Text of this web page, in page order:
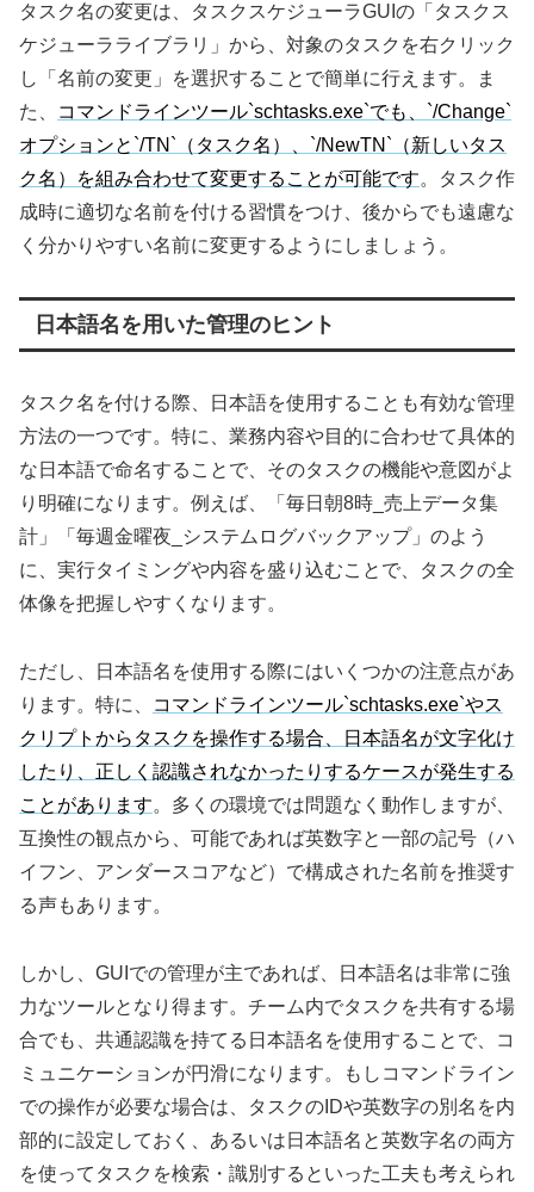
タスク名の変更は、タスクスケジューラGUIの「タスクス
ケジューラライブラリ」から、対象のタスクを右クリック
し「名前の変更」を選択することで簡単に行えます。ま
た、
コマンドラインツール`schtasks.exe`でも、`/Change`
オプションと`/TN`（タスク名）、`/NewTN`（新しいタス
ク名）を組み合わせて変更することが可能です。タスク作
成時に適切な名前を付ける習慣をつけ、後からでも遠慮な
く分かりやすい名前に変更するようにしましょう。
日本語名を用いた管理のヒント
タスク名を付ける際、日本語を使用することも有効な管理
方法の一つです。特に、業務内容や目的に合わせて具体的
な日本語で命名することで、そのタスクの機能や意図がよ
り明確になります。例えば、「毎日朝8時_売上データ集
計」「毎週金曜夜_システムログバックアップ」のよう
に、実行タイミングや内容を盛り込むことで、タスクの全
体像を把握しやすくなります。
ただし、日本語名を使用する際にはいくつかの注意点があ
ります。特に、
コマンドラインツール`schtasks.exe`やス
クリプトからタスクを操作する場合、日本語名が文字化け
したり、正しく認識されなかったりするケースが発生する
ことがあります。多くの環境では問題なく動作しますが、
互換性の観点から、可能であれば英数字と一部の記号（ハ
イフン、アンダースコアなど）で構成された名前を推奨す
る声もあります。
しかし、GUIでの管理が主であれば、日本語名は非常に強
力なツールとなり得ます。チーム内でタスクを共有する場
合でも、共通認識を持てる日本語名を使用することで、コ
ミュニケーションが円滑になります。もしコマンドライン
での操作が必要な場合は、タスクのIDや英数字の別名を内
部的に設定しておく、あるいは日本語名と英数字名の両方
を使ってタスクを検索・識別するといった工夫も考えられ